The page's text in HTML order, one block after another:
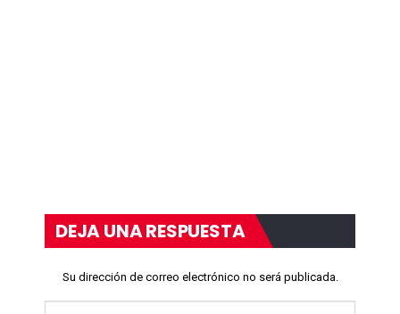
DEJA UNA RESPUESTA
Su dirección de correo electrónico no será publicada.